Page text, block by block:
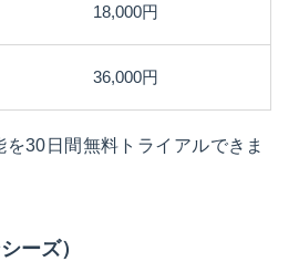
18,000円
36,000円
30日間無料トライアルできま
ーズ）